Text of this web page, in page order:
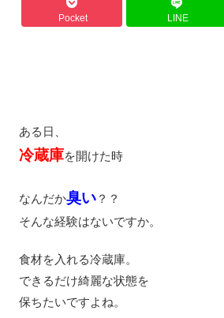
Pocket LINE
ある日、
冷蔵庫を開けた時
なんだか臭い ？？
そんな経験はないですか。
食材を入れる冷蔵庫。
できるだけ綺麗な状態を
保ちたいですよね。